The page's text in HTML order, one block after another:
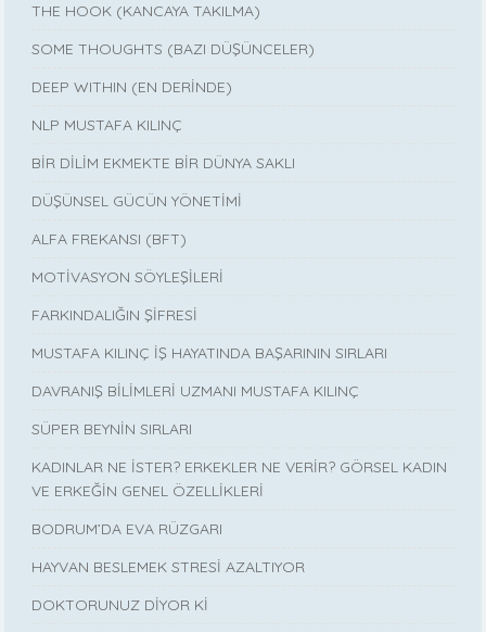
THE HOOK (KANCAYA TAKILMA)
SOME THOUGHTS (BAZI DÜŞÜNCELER)
DEEP WITHIN (EN DERİNDE)
NLP MUSTAFA KILINÇ
BİR DİLİM EKMEKTE BİR DÜNYA SAKLI
DÜŞÜNSEL GÜCÜN YÖNETİMİ
ALFA FREKANSI (BFT)
MOTİVASYON SÖYLEŞİLERİ
FARKINDALIĞIN ŞİFRESİ
MUSTAFA KILINÇ İŞ HAYATINDA BAŞARININ SIRLARI
DAVRANIŞ BİLİMLERİ UZMANI MUSTAFA KILINÇ
SÜPER BEYNİN SIRLARI
KADINLAR NE İSTER? ERKEKLER NE VERİR? GÖRSEL KADIN
VE ERKEĞİN GENEL ÖZELLİKLERİ
BODRUM’DA EVA RÜZGARI
HAYVAN BESLEMEK STRESİ AZALTIYOR
DOKTORUNUZ DİYOR Kİ